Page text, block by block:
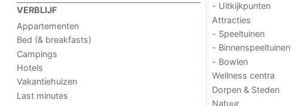
VERBLIJF
Appartementen
Bed (& breakfasts)
Campings
Hotels
Vakantiehuizen
Last minutes
- Uitkijkpunten
Attracties
- Speeltuinen
- Binnenspeeltuinen
- Bowlen
Wellness centra
Dorpen & Steden
Natuur